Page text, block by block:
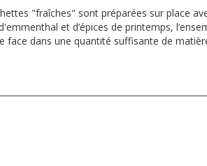
"fraîches" sont préparées sur place
et d’épices de printemps,
face dans une quantité suffisante de